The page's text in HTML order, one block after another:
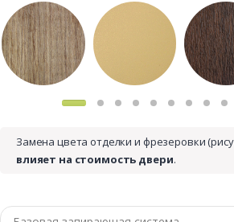
Замена цвета отделки и фрезеровки
влияет на стоимость двери.